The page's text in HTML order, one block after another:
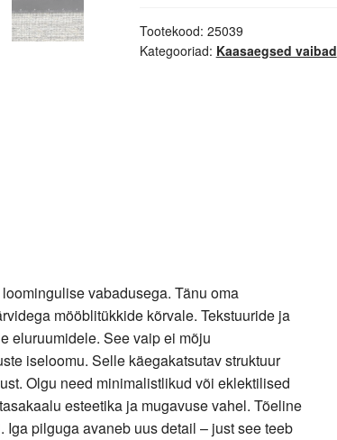
Tootekood: 25039
Kategooriad: Kaasaegsed vaibad
vabadusega. Tänu oma
mööblitükkide kõrvale. Tekstuuride ja
eluruumidele. See vaip ei mõju
iseloomu. Selle käegakatsutav struktuur
Olgu need minimalistlikud või eklektilised
esteetika ja mugavuse vahel. Tõeline
pilguga avaneb uus detail – just see teeb